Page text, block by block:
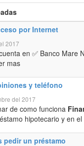
por Internet
2017
en ✅ Banco Mare
mas
y teléfono
del 2017
de como funciona
hipotecario y en
pedir un préstamo